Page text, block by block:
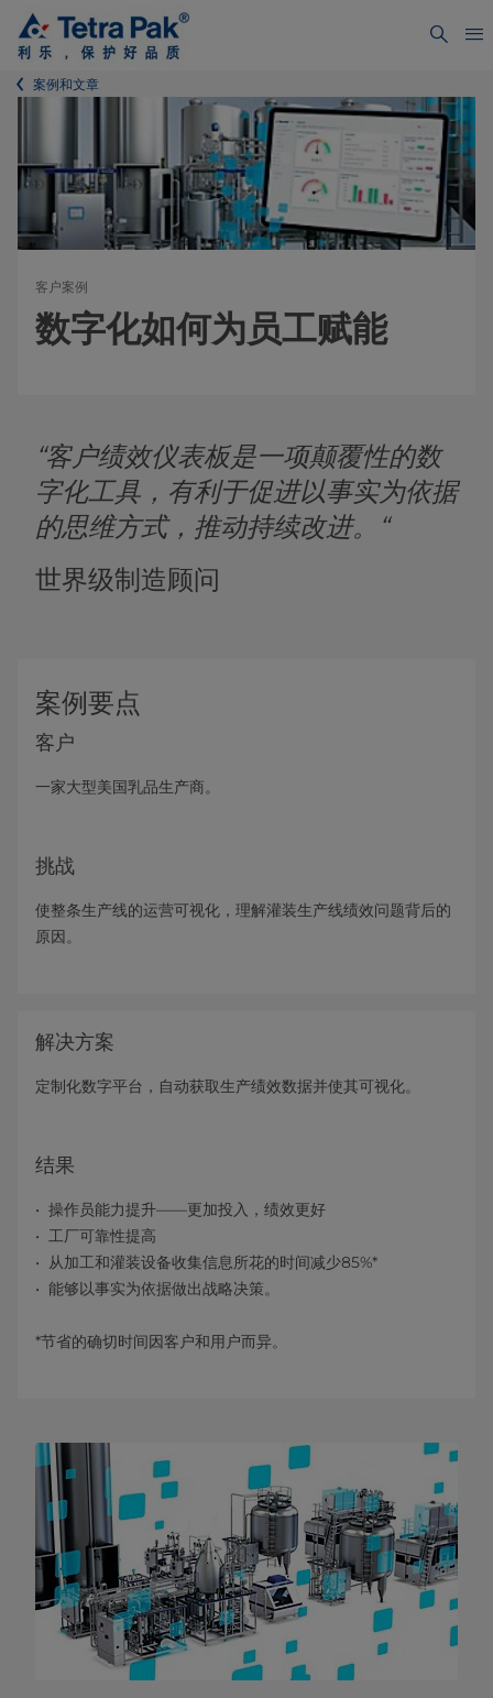
案例和文章
客户案例
数字化如何为员工赋能
“客户绩效仪表板是一项颠覆性的数
字化工具，有利于促进以事实为依据
的思维方式，推动持续改进。“
世界级制造顾问
案例要点
客户
一家大型美国乳品生产商。
挑战
使整条生产线的运营可视化，理解灌装生产线绩效问题背后的
原因。
解决方案
定制化数字平台，自动获取生产绩效数据并使其可视化。
结果
操作员能力提升——更加投入，绩效更好
工厂可靠性提高
从加工和灌装设备收集信息所花的时间减少85%*
能够以事实为依据做出战略决策。
*节省的确切时间因客户和用户而异。